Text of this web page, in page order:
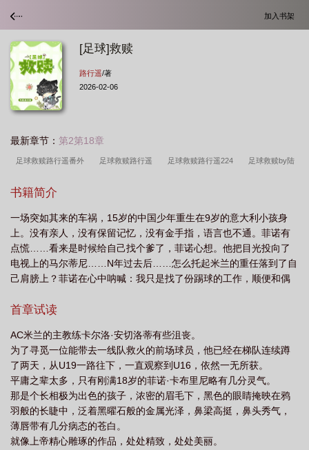
加入书架
[足球]救赎
路行遥/著
2026-02-06
最新章节： 第2第18章
足球救赎路行遥番外 足球救赎路行遥 足球救赎路行遥224 足球救赎by陆
救赎txt 足球救赎by陆行遥
球救赎TXT 足球救赎 足球救赎路行遥全文免费阅读 足球救赎飞番外
全 足球救赎路行遥百度
书籍简介
一场突如其来的车祸，15岁的中国少年重生在9岁的意大利小孩身
上。没有亲人，没有保留记忆，没有金手指，语言也不通。菲诺有
点慌……看来是时候给自己找个爹了，菲诺心想。他把目光投向了
电视上的马尔蒂尼……N年过去后……怎么托起米兰的重任落到了自
己肩膀上？菲诺在心中呐喊：我只是找了份踢球的工作，顺便和偶
恋爱关系确立非常晚。前期主角和因扎吉有一段暧昧，是不太符合
3.事业线非一爽到底，有输有赢，也会受伤，但总体向上走，有冠军
也有金球。4.主角米兰转皇马。5.本质是饿疯了自己产粮自己吃，如
果你也喜欢，作者很荣幸，如果你不喜欢，那也很正常，
loveamp;peace~
首章试读
AC米兰的主教练卡尔洛·安切洛蒂有些沮丧。
为了寻觅一位能带去一线队救火的前场球员，他已经在梯队连续蹲
了两天，从U19一路往下，一直观察到U16，依然一无所获。
平庸之辈太多，只有刚满18岁的菲诺·卡布里尼略有几分灵气。
那是个长相极为出色的孩子，浓密的眉毛下，黑色的眼睛掩映在鸦
羽般的长睫中，泛着黑曜石般的金属光泽，鼻梁高挺，鼻头秀气，
薄唇带有几分病态的苍白。
就像上帝精心雕琢的作品，处处精致，处处美丽。